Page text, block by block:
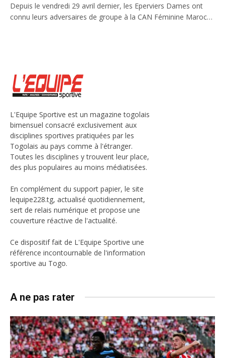
Depuis le vendredi 29 avril dernier, les Eperviers Dames ont
connu leurs adversaires de groupe à la CAN Féminine Maroc…
L'Equipe Sportive est un magazine togolais
bimensuel consacré exclusivement aux
disciplines sportives pratiquées par les
Togolais au pays comme à l'étranger.
Toutes les disciplines y trouvent leur place,
des plus populaires au moins médiatisées.
En complément du support papier, le site
lequipe228.tg, actualisé quotidiennement,
sert de relais numérique et propose une
couverture réactive de l'actualité.
Ce dispositif fait de L'Equipe Sportive une
référence incontournable de l'information
sportive au Togo.
A ne pas rater